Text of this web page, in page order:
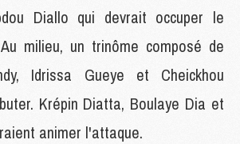
Diallo qui devrait occuper le
milieu, un trinôme composé de
Idrissa Gueye et Cheickhou
Krépin Diatta, Boulaye Dia et
animer l'attaque.